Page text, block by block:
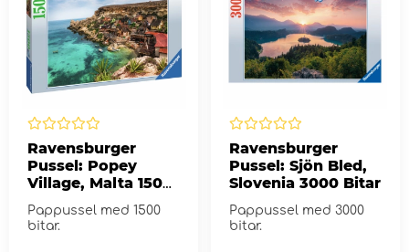
Ravensburger
Pussel: Popey
Village, Malta 1500
Pappussel med 1500
bitar.
Ravensburger
Pussel: Sjön Bled,
Slovenia 3000 Bitar
Pappussel med 3000
bitar.